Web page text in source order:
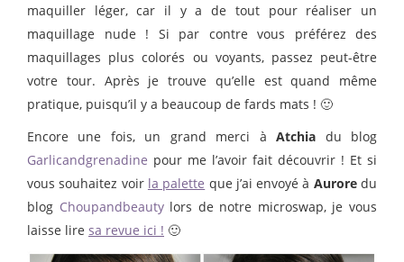
maquiller léger, car il y a de tout pour réaliser un
maquillage nude ! Si par contre vous préférez des
maquillages plus colorés ou voyants, passez peut-être
votre tour. Après je trouve qu’elle est quand même
pratique, puisqu’il y a beaucoup de fards mats ! 🙂
Encore une fois, un grand merci àAtchia du blog
Garlicandgrenadine pour me l’avoir fait découvrir ! Et si
vous souhaitez voir la palette que j’ai envoyé à Auroredu
blog Choupandbeautylors de notre microswap, je vous
laisse lire sa revue ici ! 🙂